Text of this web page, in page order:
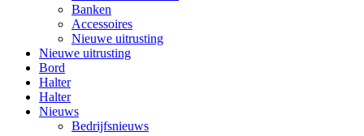
Banken
Accessoires
Nieuwe uitrusting
Nieuwe uitrusting
Bord
Halter
Halter
Nieuws
Bedrijfsnieuws